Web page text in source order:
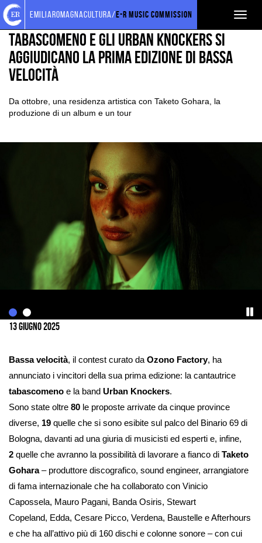
Torna
alla
home
page
Cerca
nel
sito
Salta
ai
contenuti
Salta
al
menu
principale
emiliaromagnacultura/E-R Music Commission
EVENTI E NEWS NEWS
tabascomeno e gli Urban Knockers si
aggiudicano la prima edizione di BASSA
VELOCITÀ
Da ottobre, una residenza artistica con Taketo Gohara, la
produzione di un album e un tour
immagine
13 Giugno 2025
Bassa velocità, il contest curato da Ozono Factory, ha
annunciato i vincitori della sua prima edizione: la cantautrice
tabascomeno e la band Urban Knockers.
Sono state oltre 80 le proposte arrivate da cinque province
diverse, 19 quelle che si sono esibite sul palco del Binario 69 di
Bologna, davanti ad una giuria di musicisti ed esperti e, infine,
2 quelle che avranno la possibilità di lavorare a fianco di Taketo
Gohara– produttore discografico, sound engineer, arrangiatore
di fama internazionale che ha collaborato con Vinicio
Capossela, Mauro Pagani, Banda Osiris, Stewart
Copeland, Edda, Cesare Picco, Verdena, Baustelle e Afterhours
e che ha all’attivo più di 160 dischi e colonne sonore – con cui